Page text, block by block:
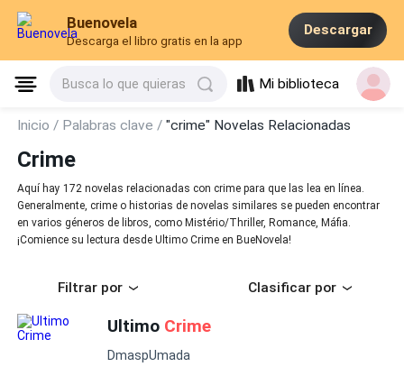
Buenovela
Descarga el libro gratis en la app
Descargar
Busca lo que quieras Mi biblioteca
Inicio / Palabras clave /"crime" Novelas Relacionadas
Crime
Aquí hay 172 novelas relacionadas con crime para que las lea en línea.
Generalmente, crime o historias de novelas similares se pueden encontrar
en varios géneros de libros, como Mistério/Thriller, Romance, Máfia.
¡Comience su lectura desde Ultimo Crime en BueNovela!
Filtrar por Clasificar por
Ultimo Crime
DmaspUmada